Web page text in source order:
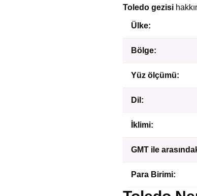
Toledo gezisi
Ülke:
Bölge:
Yüz ölçümü:
Dil:
İklimi:
GMT ile
Para Birimi: